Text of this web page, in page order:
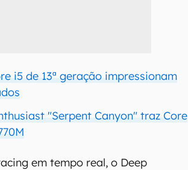
i5 de 13ª geração impressionam
"Serpent Canyon" traz Core
em tempo real, o Deep